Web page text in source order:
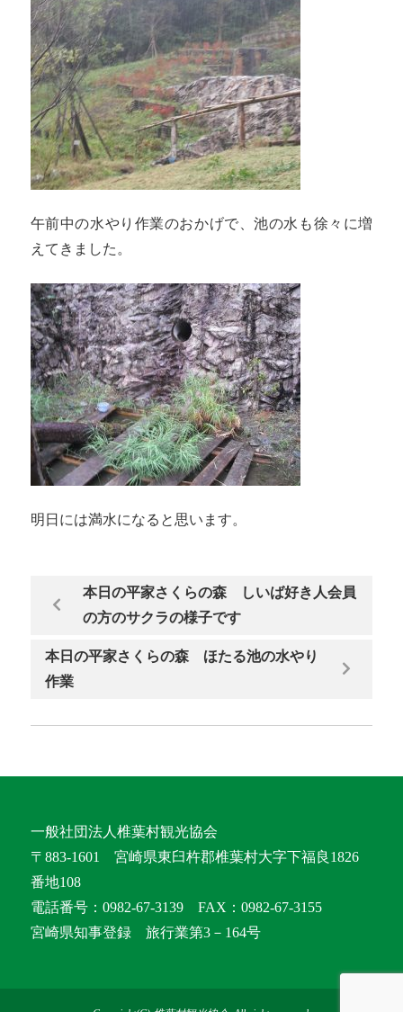
午前中の水やり作業のおかげで、池の水も徐々に増
えてきました。
明日には満水になると思います。
本日の平家さくらの森 しいば好き人会員
の方のサクラの様子です
本日の平家さくらの森 ほたる池の水やり
作業
一般社団法人椎葉村観光協会
〒883-1601 宮崎県東臼杵郡椎葉村大字下福良1826
番地108
電話番号：0982-67-3139 FAX：0982-67-3155
宮崎県知事登録 旅行業第3－164号